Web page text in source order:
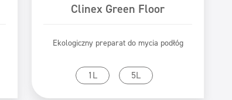
Clinex Green Floor
Ekologiczny preparat do mycia podłóg
1L 5L
Przejdź do produktu